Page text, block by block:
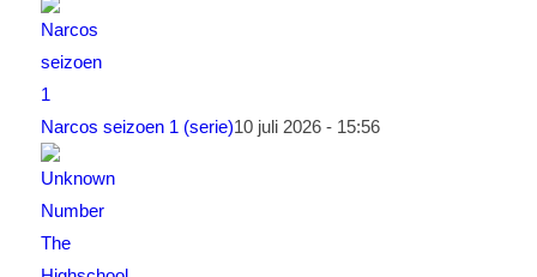
Narcos seizoen 1 (serie)10 juli 2026 - 15:56